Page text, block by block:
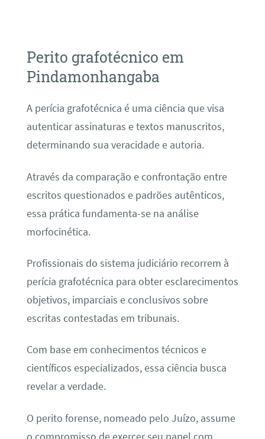
Perito grafotécnico em
Pindamonhangaba
A perícia grafotécnica é uma ciência que visa
autenticar assinaturas e textos manuscritos,
determinando sua veracidade e autoria.
Através da comparação e confrontação entre
escritos questionados e padrões autênticos,
essa prática fundamenta-se na análise
morfocinética.
Profissionais do sistema judiciário recorrem à
perícia grafotécnica para obter esclarecimentos
objetivos, imparciais e conclusivos sobre
escritas contestadas em tribunais.
Com base em conhecimentos técnicos e
científicos especializados, essa ciência busca
revelar a verdade.
O perito forense, nomeado pelo Juízo, assume